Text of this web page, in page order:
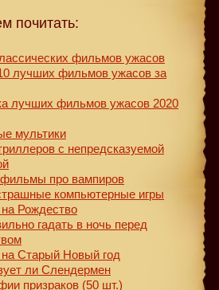
почитать:
фильмов ужасов
лучших фильмов ужасов за
лучших фильмов ужасов 2020
мультики
с непредсказуемой
про вампиров
компьютерные игры
Рождество
гадать в ночь перед
на Старый Новый год
ли Слендермен
призраков (50 шт.)